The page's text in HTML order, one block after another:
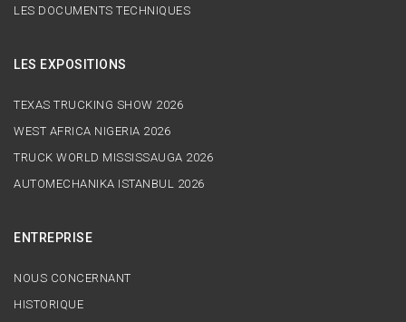
LES DOCUMENTS TECHNIQUES
LES EXPOSITIONS
TEXAS TRUCKING SHOW 2026
WEST AFRICA NIGERIA 2026
TRUCK WORLD MISSISSAUGA 2026
AUTOMECHANIKA ISTANBUL 2026
ENTREPRISE
NOUS CONCERNANT
HISTORIQUE